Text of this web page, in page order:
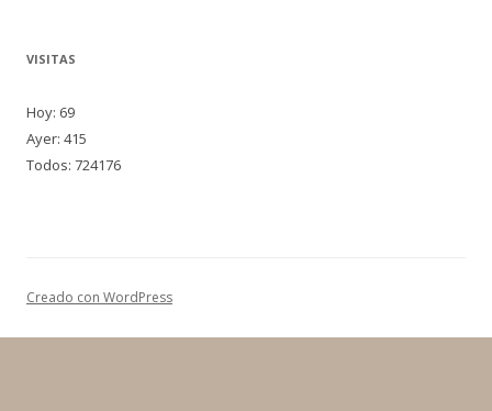
VISITAS
Hoy: 69
Ayer: 415
Todos: 724176
Creado con WordPress